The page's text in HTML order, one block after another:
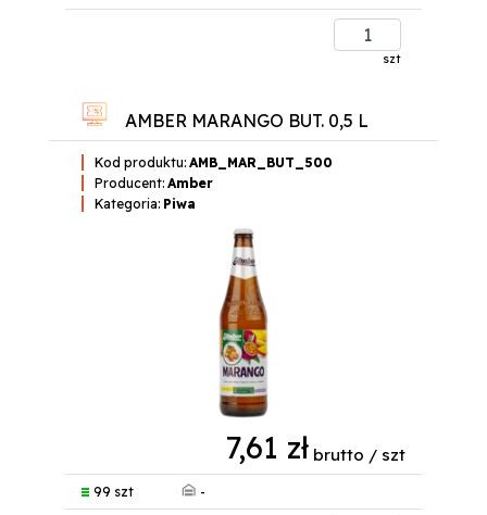
szt
AMBER MARANGO BUT. 0,5 L
Kod produktu: AMB_MAR_BUT_500
Producent: Amber
Kategoria: Piwa
7,61 zł brutto / szt
99 szt -